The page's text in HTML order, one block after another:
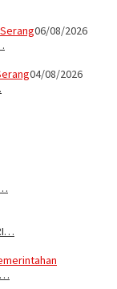
Serang06/08/2026
04/08/2026
…